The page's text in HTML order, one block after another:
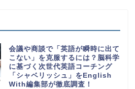
会議や商談で「英語が瞬時に出て
こない」を克服するには？脳科学
に基づく次世代英語コーチング
「シャベリッシュ」をEnglish
With編集部が徹底調査！